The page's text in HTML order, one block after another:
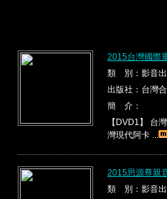
2015台灣國際
類 別：影音
出版社：台灣
簡 介：
【DVD1】 台
灣現代阿卡 ...
2015思源尊親
類 別：影音